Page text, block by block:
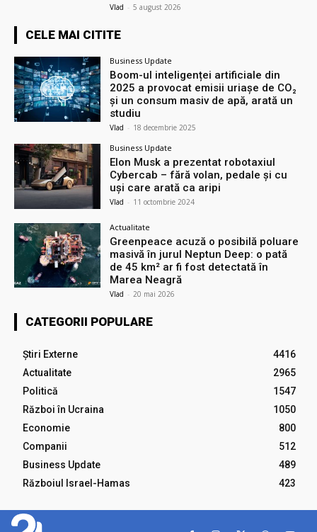
Vlad - 5 august 2026
CELE MAI CITITE
Business Update
Boom-ul inteligenței artificiale din
2025 a provocat emisii uriașe de CO₂
și un consum masiv de apă, arată un
studiu
Vlad - 18 decembrie 2025
Business Update
Elon Musk a prezentat robotaxiul
Cyberсab – fără volan, pedale și cu
uși care arată ca aripi
Vlad - 11 octombrie 2024
Actualitate
Greenpeace acuză o posibilă poluare
masivă în jurul Neptun Deep: o pată
de 45 km² ar fi fost detectată în
Marea Neagră
Vlad - 20 mai 2026
CATEGORII POPULARE
Știri Externe
4416
Actualitate
2965
Politică
1547
Război în Ucraina
1050
Economie
800
Companii
512
Business Update
489
Războiul Israel-Hamas
423